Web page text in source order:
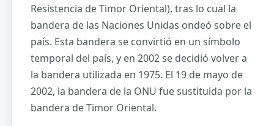
Resistencia de Timor Oriental), tras lo cual la
bandera de las Naciones Unidas ondeó sobre el
país. Esta bandera se convirtió en un símbolo
temporal del país, y en 2002 se decidió volver a
la bandera utilizada en 1975. El 19 de mayo de
2002, la bandera de la ONU fue sustituida por la
bandera de Timor Oriental.